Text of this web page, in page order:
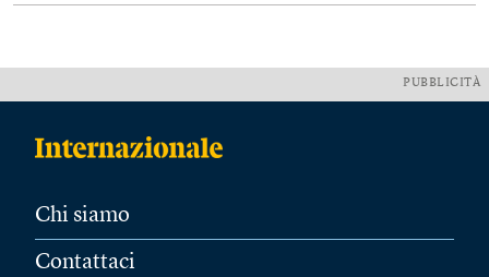
PUBBLICITÀ
Chi siamo
Contattaci